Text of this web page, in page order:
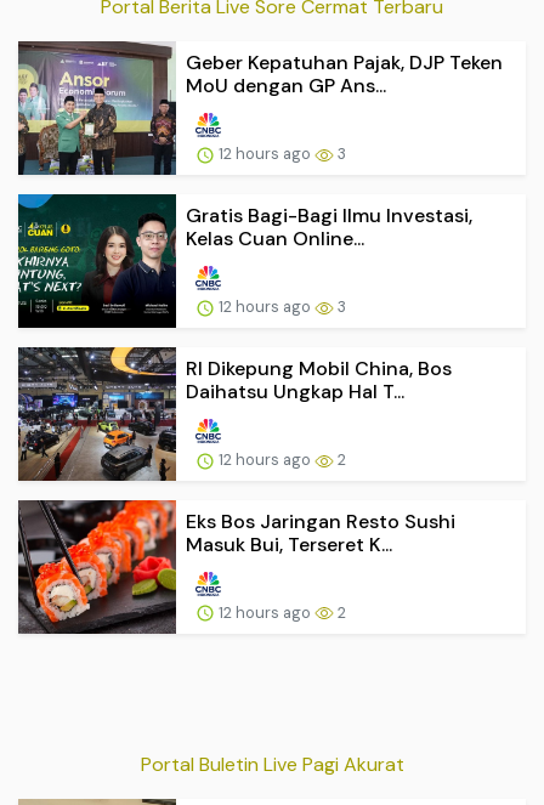
Portal Berita Live Sore Cermat Terbaru
Geber Kepatuhan Pajak, DJP Teken
MoU dengan GP Ans...
12 hours ago 3
Gratis Bagi-Bagi Ilmu Investasi,
Kelas Cuan Online...
12 hours ago 3
RI Dikepung Mobil China, Bos
Daihatsu Ungkap Hal T...
12 hours ago 2
Eks Bos Jaringan Resto Sushi
Masuk Bui, Terseret K...
12 hours ago 2
Portal Buletin Live Pagi Akurat